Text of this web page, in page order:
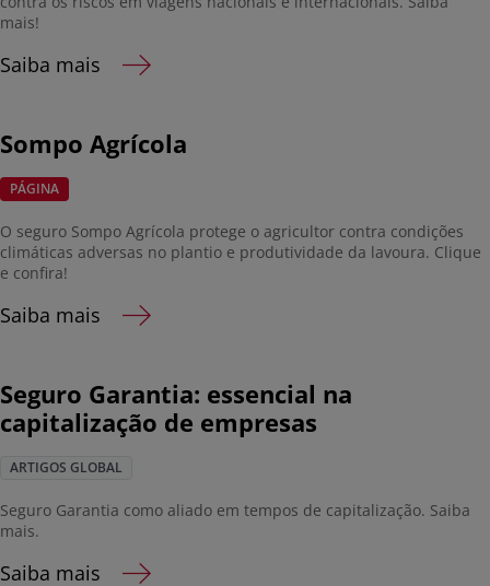
mais!
Saiba mais
Sompo Agrícola
PÁGINA
O seguro Sompo Agrícola protege o agricultor contra condições
climáticas adversas no plantio e produtividade da lavoura. Clique
e confira!
Saiba mais
Seguro Garantia: essencial na
capitalização de empresas
ARTIGOS GLOBAL
Seguro Garantia como aliado em tempos de capitalização. Saiba
mais.
Saiba mais